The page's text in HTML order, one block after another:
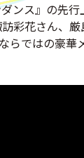
ンス』の先
彩花さん、
らではの豪華